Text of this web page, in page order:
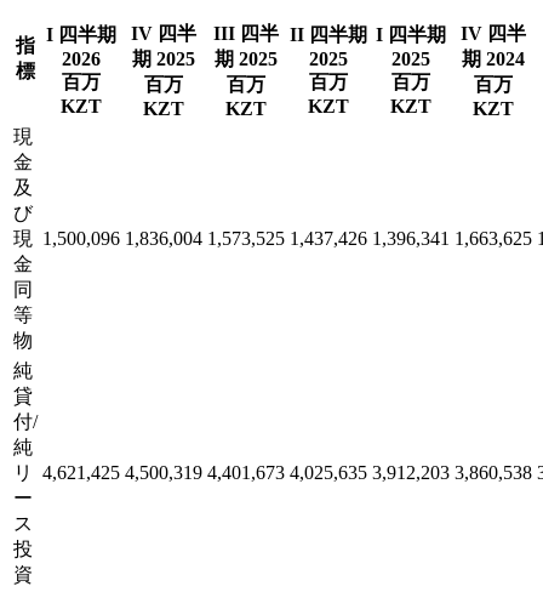
指
標
I 四半期
2026
百万
KZT
IV 四半
期 2025
百万
KZT
III 四半
期 2025
百万
KZT
II 四半期
2025
百万
KZT
I 四半期
2025
百万
KZT
IV 四半
期 2024
百万
KZT
現
金
及
び
現
金
同
等
物
1,500,096 1,836,004 1,573,525 1,437,426 1,396,341 1,663,625
純
貸
付/
純
リ
ー
ス
投
資
4,621,425 4,500,319 4,401,673 4,025,635 3,912,203 3,860,538